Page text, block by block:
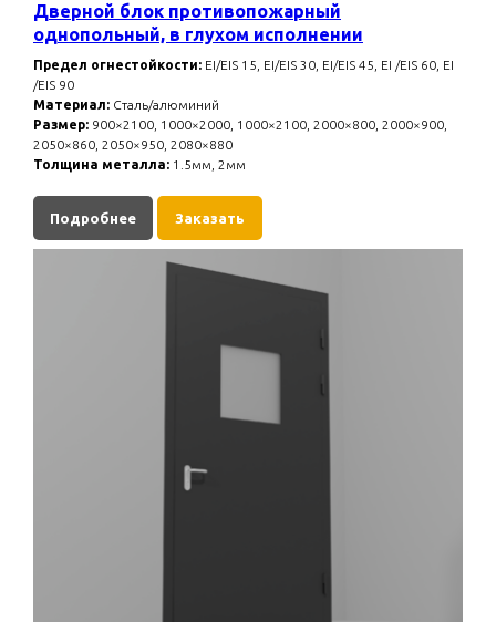
Дверной блок противопожарный
однопольный, в глухом исполнении
Предел огнестойкости: EI/EIS 15, EI/EIS 30, EI/EIS 45, EI /EIS 60, EI
/EIS 90
Материал: Сталь/алюминий
Размер: 900×2100, 1000×2000, 1000×2100, 2000×800, 2000×900,
2050×860, 2050×950, 2080×880
Толщина металла: 1.5мм, 2мм
Подробнее Заказать